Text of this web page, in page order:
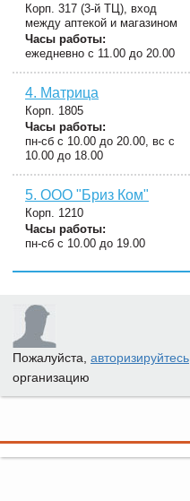
Корп. 317 (3-й ТЦ), вход
между аптекой и магазином
Часы работы:
ежедневно с 11.00 до 20.00
4. Матрица
Корп. 1805
Часы работы:
пн-сб с 10.00 до 20.00, вс с
10.00 до 18.00
5. ООО "Бриз Ком"
Корп. 1210
Часы работы:
пн-сб с 10.00 до 19.00
Пожалуйста, авторизируйтесь
организацию